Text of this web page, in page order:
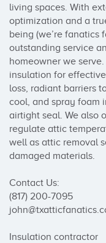
living spaces. With
optimization and a
being (we’re fanatics
outstanding service
homeowner we
insulation for
loss, radiant barriers
cool, and spray foam
airtight seal. We also
regulate attic
well as attic removal
damaged materials.
Contact Us:
(817) 200-7095
Insulation contractor